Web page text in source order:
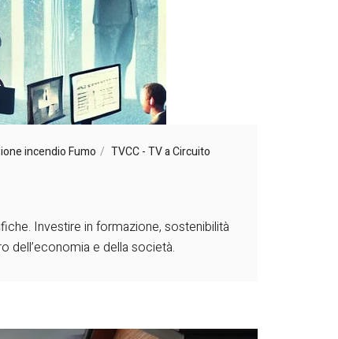
incendio Fumo
TVCC - TV a Circuito
Investire in formazione, sostenibilità
dell’economia e della società.